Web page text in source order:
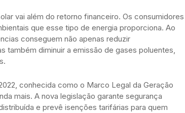
vai além do retorno financeiro. Os consumidores
que esse tipo de energia proporciona. Ao
conseguem não apenas reduzir
também diminuir a emissão de gases poluentes,
conhecida como o Marco Legal da Geração
mais. A nova legislação garante segurança
e prevê isenções tarifárias para quem